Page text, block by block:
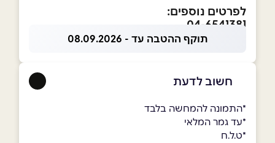
לפרטים נוספים:
04-6541381
תוקף ההטבה עד - 08.09.2026
חשוב לדעת
*התמונה להמחשה בלבד
*עד גמר המלאי
*ט.ל.ח